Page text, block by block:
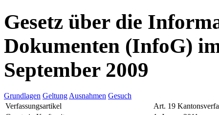
Gesetz über die
Dokumenten (InfoG)
September 2009
Grundlagen Geltung Ausnahmen Gesuch
Verfassungsartikel
Art. 19